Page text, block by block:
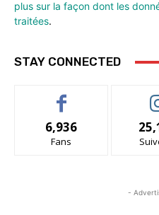
plus sur la façon dont les
traitées.
STAY CONNECTED
6,936
Fans
-